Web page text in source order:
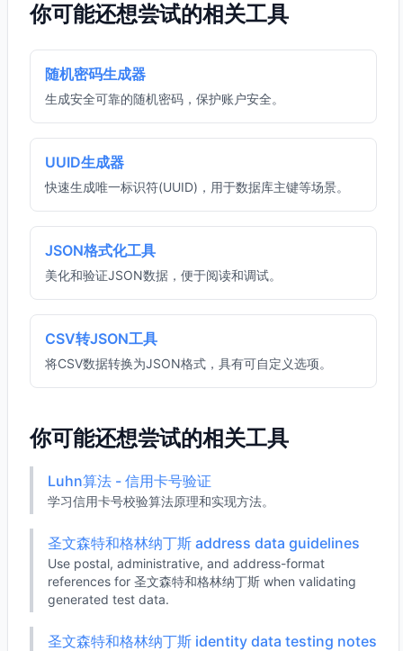
你可能还想尝试的相关工具
随机密码生成器
生成安全可靠的随机密码，保护账户安全。
UUID生成器
快速生成唯一标识符(UUID)，用于数据库主键等场景。
JSON格式化工具
美化和验证JSON数据，便于阅读和调试。
CSV转JSON工具
将CSV数据转换为JSON格式，具有可自定义选项。
你可能还想尝试的相关工具
Luhn算法 - 信用卡号验证
学习信用卡号校验算法原理和实现方法。
圣文森特和格林纳丁斯 address data guidelines
Use postal, administrative, and address-format
references for 圣文森特和格林纳丁斯 when validating
generated test data.
圣文森特和格林纳丁斯 identity data testing notes